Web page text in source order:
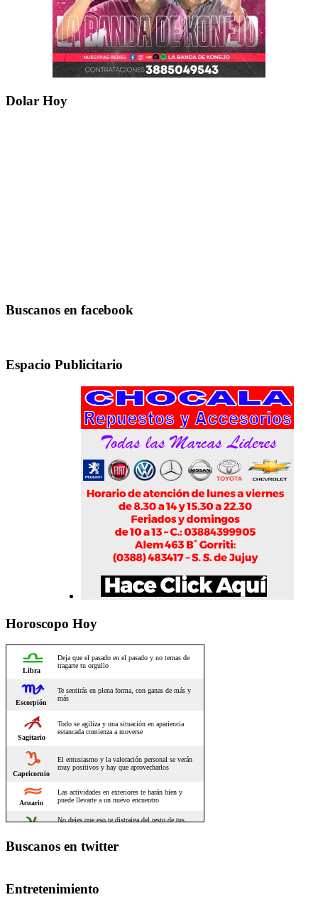
Dolar Hoy
Buscanos en facebook
Espacio Publicitario
Horoscopo Hoy
Buscanos en twitter
Entretenimiento